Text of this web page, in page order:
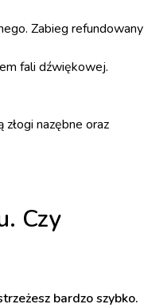
Zabieg refundowany
fali dźwiękowej.
nazębne oraz
Czy
bardzo szybko.